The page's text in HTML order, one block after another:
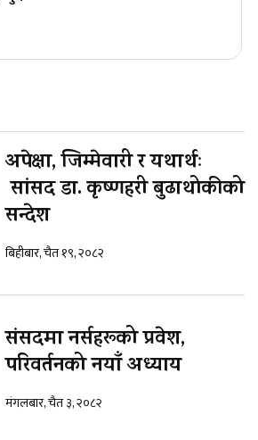
अपेक्षा, जिम्मेवारी र यथार्थः
सांसद डा. कृष्णहरी बुढाथोकीको
सन्देश
बिहीबार, चैत १९, २०८२
संसदमा नर्सहरूको प्रवेश,
परिवर्तनको नयाँ अध्याय
मंगलबार, चैत ३, २०८२